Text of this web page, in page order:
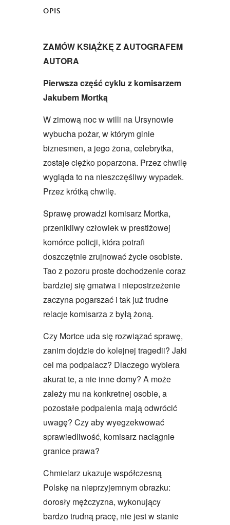
OPIS
ZAMÓW KSIĄŻKĘ Z AUTOGRAFEM
AUTORA
Pierwsza część cyklu z komisarzem
Jakubem Mortką
W zimową noc w willi na Ursynowie
wybucha pożar, w którym ginie
biznesmen, a jego żona, celebrytka,
zostaje ciężko poparzona. Przez chwilę
wygląda to na nieszczęśliwy wypadek.
Przez krótką chwilę.
Sprawę prowadzi komisarz Mortka,
przenikliwy człowiek w prestiżowej
komórce policji, która potrafi
doszczętnie zrujnować życie osobiste.
Tao z pozoru proste dochodzenie coraz
bardziej się gmatwa i niepostrzeżenie
zaczyna pogarszać i tak już trudne
relacje komisarza z byłą żoną.
Czy Mortce uda się rozwiązać sprawę,
zanim dojdzie do kolejnej tragedii? Jaki
cel ma podpalacz? Dlaczego wybiera
akurat te, a nie inne domy? A może
zależy mu na konkretnej osobie, a
pozostałe podpalenia mają odwrócić
uwagę? Czy aby wyegzekwować
sprawiedliwość, komisarz naciągnie
granice prawa?
Chmielarz ukazuje współczesną
Polskę na nieprzyjemnym obrazku:
dorosły mężczyzna, wykonujący
bardzo trudną pracę, nie jest w stanie